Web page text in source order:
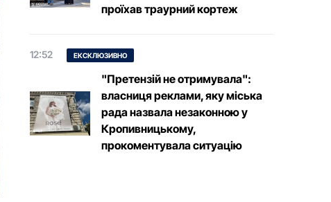
проїхав траурний кортеж
12:52 ЕКСКЛЮЗИВНО
"Претензій не отримувала":
власниця реклами, яку міська
рада назвала незаконною у
Кропивницькому,
прокоментувала ситуацію